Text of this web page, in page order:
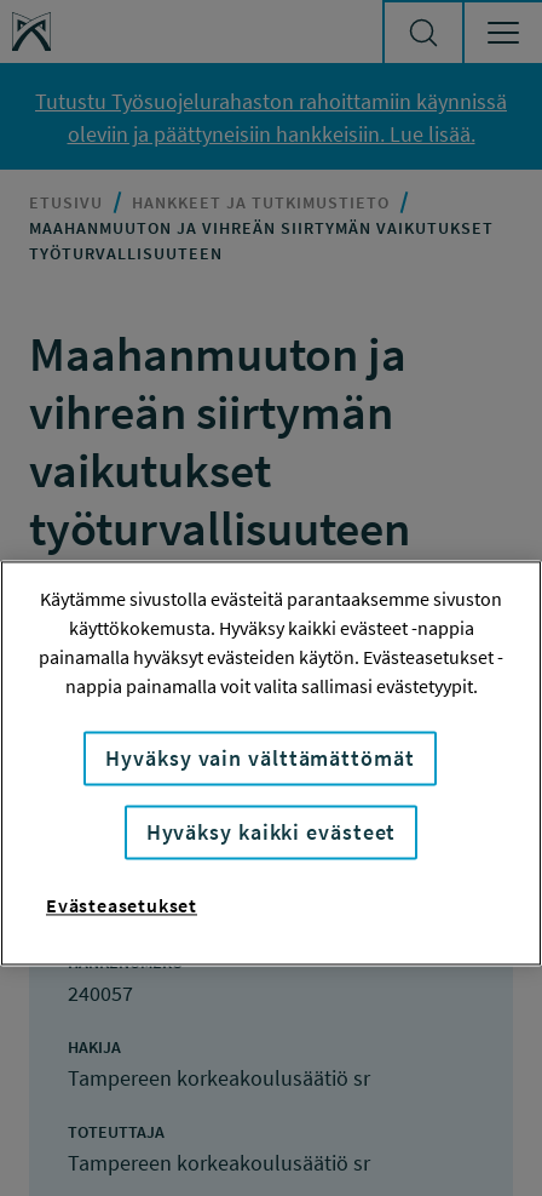
Siirry sisältöön
Työsuojelurahasto
Tutustu Työsuojelurahaston rahoittamiin käynnissä
oleviin ja päättyneisiin hankkeisiin. Lue lisää.
ETUSIVU
HANKKEET JA TUTKIMUSTIETO
MAAHANMUUTON JA VIHREÄN SIIRTYMÄN VAIKUTUKSET
TYÖTURVALLISUUTEEN
Maahanmuuton ja
vihreän siirtymän
vaikutukset
työturvallisuuteen
Hanketiedot
Tiivistelmä
Hanketiedot
HANKENUMERO
240057
HAKIJA
Tampereen korkeakoulusäätiö sr
TOTEUTTAJA
Tampereen korkeakoulusäätiö sr
Käytämme sivustolla evästeitä parantaaksemme sivuston
käyttökokemusta. Hyväksy kaikki evästeet -nappia
painamalla hyväksyt evästeiden käytön. Evästeasetukset -
nappia painamalla voit valita sallimasi evästetyypit.
Hyväksy vain välttämättömät
Hyväksy kaikki evästeet
Evästeasetukset